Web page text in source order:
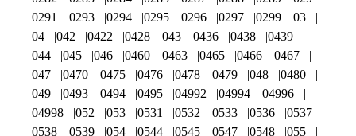
0291
0293 0294 0295 0296 0297 0299
03
04
042 0422 0428 043 0436 0438
0439
044
045 046 0460 0463 0465 0466
0467
047
0470 0475 0476 0478 0479 048
0480
049
0493 0494 0495 04992 04994
04996
04998
052 053 0531 0532 0533 0536
0537
0538
0539 054 0544 0545 0547 0548
055